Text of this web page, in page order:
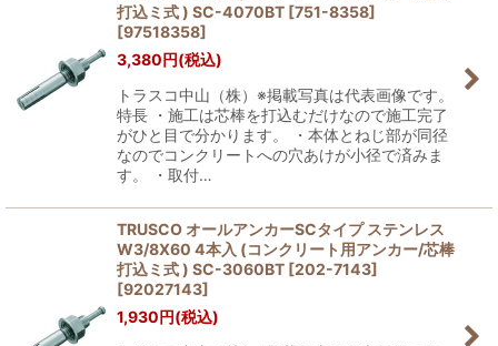
打込ミ式 ) SC-4070BT [751-8358]
[97518358]
3,380円(税込)
トラスコ中山（株）※掲載写真は代表画像です。
特長 ・施工は芯棒を打込むだけなので施工完了
がひと目で分かります。 ・本体とねじ部が同径
なのでコンクリートへの穴あけが小径で済みま
す。 ・取付…
TRUSCO オールアンカーSCタイプ ステンレス
W3/8X60 4本入 (コンクリート用アンカー/芯棒
打込ミ式 ) SC-3060BT [202-7143]
[92027143]
1,930円(税込)